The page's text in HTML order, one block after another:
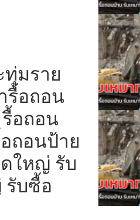
มราย
รื้อถอน
อถอน
ถอนป้าย
ใหญ่ รับ
รับซื้อ